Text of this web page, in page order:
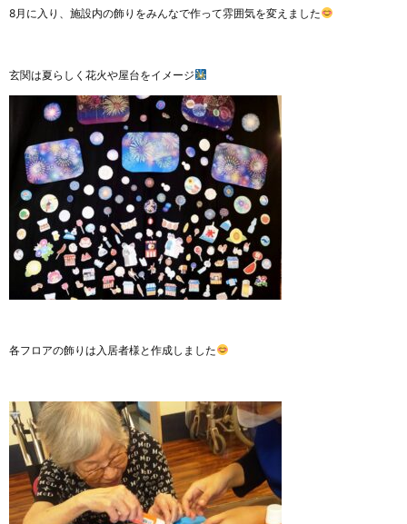
8月に入り、施設内の飾りをみんなで作って雰囲気を変えました
玄関は夏らしく花火や屋台をイメージ
各フロアの飾りは入居者様と作成しました